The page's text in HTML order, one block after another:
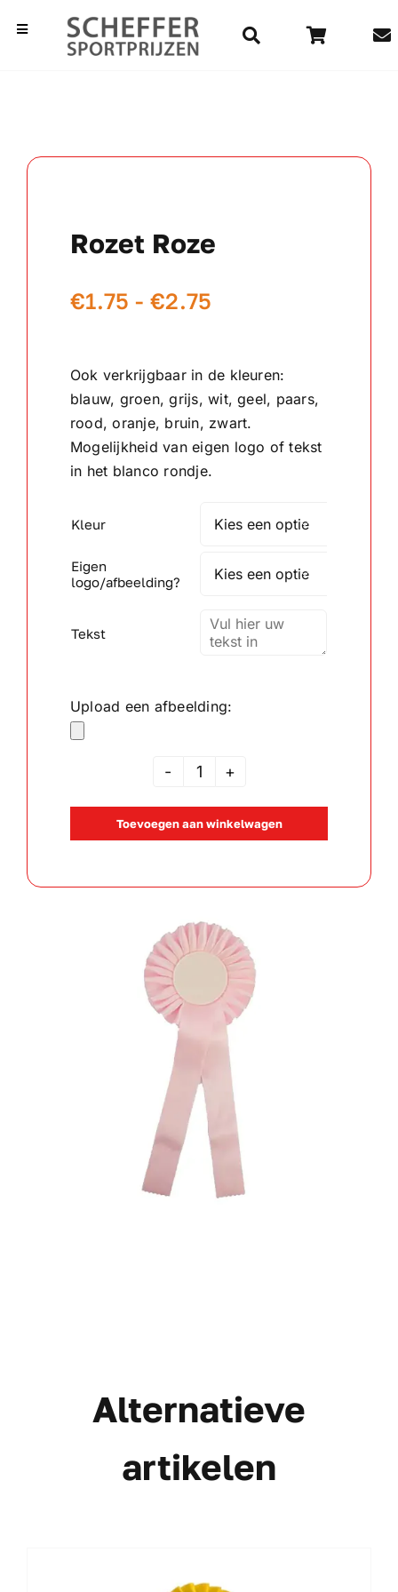
naarToggle
Navigation
Medailles
Kampioensschalen
Rozetten
Wandborden
Aanbiedingen
Rozet Roze
€1.75 - €2.75
€2.75
Ook verkrijgbaar in de kleuren:
blauw, groen, grijs, wit, geel, paars,
rood, oranje, bruin, zwart.
Mogelijkheid van eigen logo of tekst
in het blanco rondje.
Kleur 
Eigen
logo/afbeelding?

Tekst
Upload een afbeelding:
Rozet
Roze
aantal
Toevoegen aan winkelwagen
Alternatieve
artikelen